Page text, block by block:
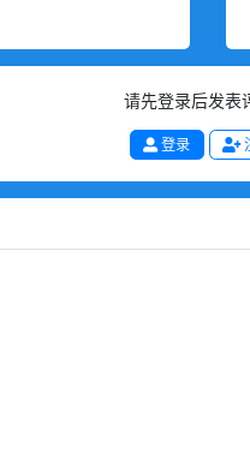
请先登录后发表
登录